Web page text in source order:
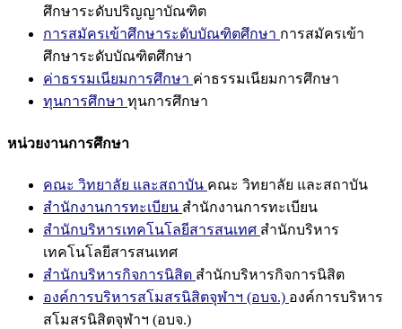
ศึกษาระดับปริญญาบัณฑิต
การสมัครเข้าศึกษาระดับบัณฑิตศึกษา การสมัครเข้า
ศึกษาระดับบัณฑิตศึกษา
ค่าธรรมเนียมการศึกษา ค่าธรรมเนียมการศึกษา
ทุนการศึกษา ทุนการศึกษา
หน่วยงานการศึกษา
คณะ วิทยาลัย และสถาบัน คณะ วิทยาลัย และสถาบัน
สำนักงานการทะเบียน สำนักงานการทะเบียน
สำนักบริหารเทคโนโลยีสารสนเทศ สำนักบริหาร
เทคโนโลยีสารสนเทศ
สำนักบริหารกิจการนิสิต สำนักบริหารกิจการนิสิต
องค์การบริหารสโมสรนิสิตจุฬาฯ (อบจ.) องค์การบริหาร
สโมสรนิสิตจุฬาฯ (อบจ.)